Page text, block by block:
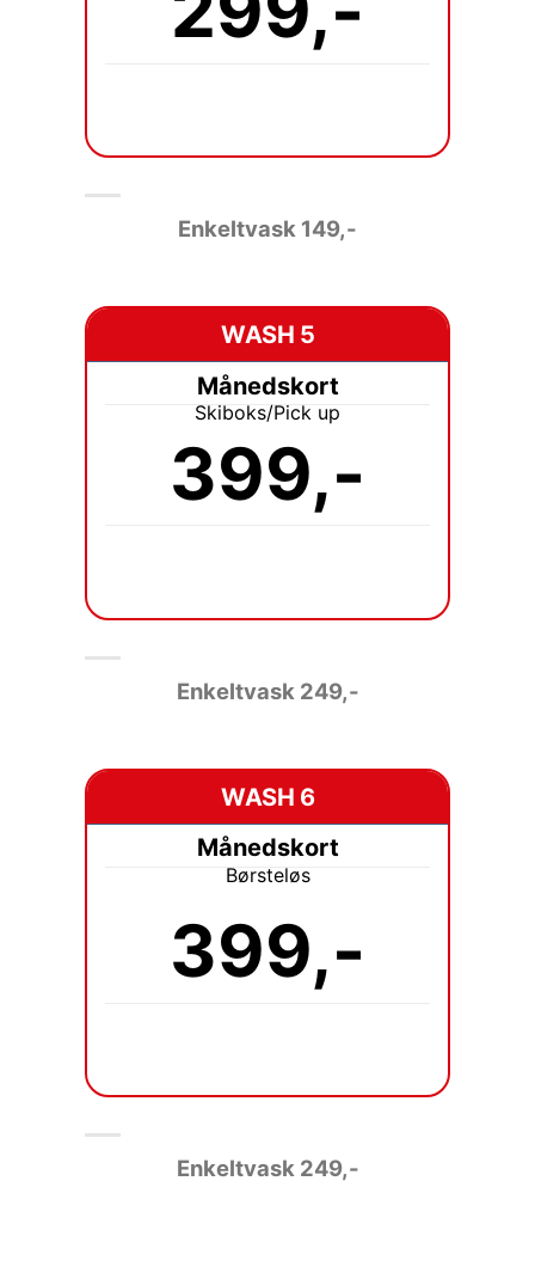
Enkeltvask 149,-
WASH 5
Månedskort
Skiboks/Pick up
399,-
Enkeltvask 249,-
WASH 6
Månedskort
Børsteløs
399,-
Enkeltvask 249,-